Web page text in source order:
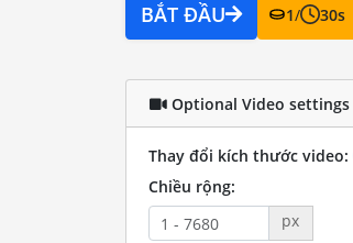
BẮT ĐẦU 1/ 30s
Optional Video settings
Thay đổi kích thước video:
Chiều rộng:
px